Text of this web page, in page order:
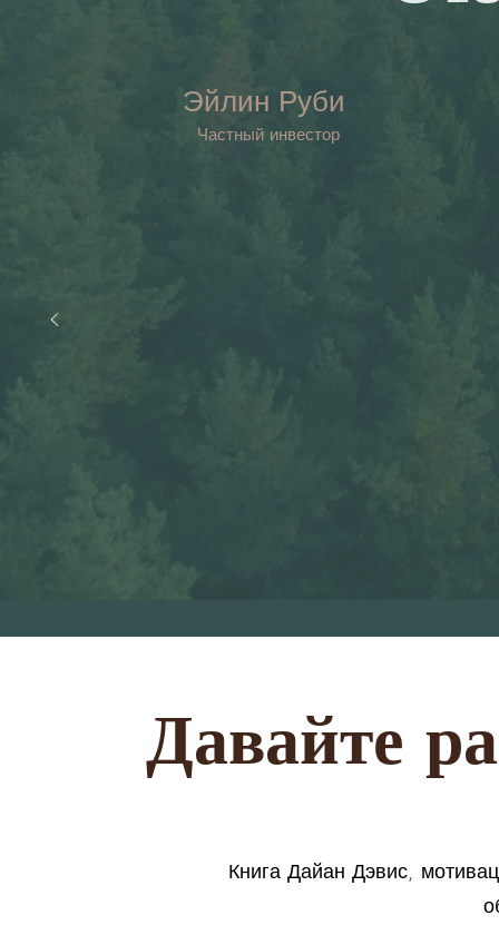
Эйлин Руби
Частный инвестор
Давайте
Книга Дайан Дэвис,